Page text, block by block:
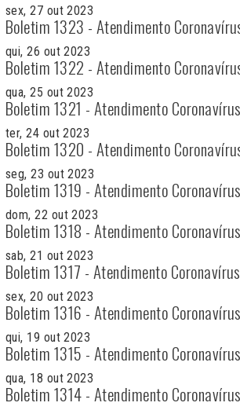
sex, 27 out 2023
Boletim 1323 - Atendimento
qui, 26 out 2023
Boletim 1322 - Atendimento
qua, 25 out 2023
Boletim 1321 - Atendimento Coronavírus
ter, 24 out 2023
Boletim 1320 - Atendimento
seg, 23 out 2023
Boletim 1319 - Atendimento Coronavírus
dom, 22 out 2023
Boletim 1318 - Atendimento Coronavírus
sab, 21 out 2023
Boletim 1317 - Atendimento Coronavírus
sex, 20 out 2023
Boletim 1316 - Atendimento Coronavírus
qui, 19 out 2023
Boletim 1315 - Atendimento Coronavírus
qua, 18 out 2023
Boletim 1314 - Atendimento Coronavírus